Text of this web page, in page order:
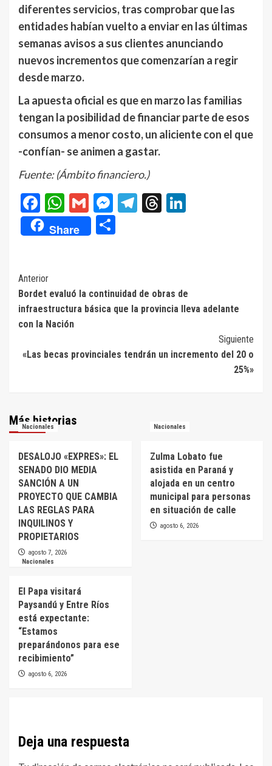
diferentes servicios, tras comprobar que las
entidades habían vuelto a enviar en las últimas
semanas avisos a sus clientes anunciando
nuevos incrementos que comenzarían a regir
desde marzo.
La apuesta oficial es que en marzo las familias
tengan la posibilidad de financiar parte de esos
consumos a menor costo, un aliciente con el que
-confían- se animen a gastar.
Fuente: (Ámbito financiero.)
Facebook
WhatsApp
GmailMessenger
Telegram
Threads
Share
Navegación
de
entradas
Anterior
Bordet evaluó la continuidad de obras de
infraestructura básica que la provincia lleva adelante
con la Nación
Siguiente
«Las becas provinciales tendrán un incremento del 20 o
25%»
Más historias
Nacionales
DESALOJO «EXPRES»: EL
SENADO DIO MEDIA
SANCIÓN A UN
PROYECTO QUE CAMBIA
LAS REGLAS PARA
INQUILINOS Y
PROPIETARIOS
agosto 7, 2026
Nacionales
Zulma Lobato fue
asistida en Paraná y
alojada en un centro
municipal para personas
en situación de calle
agosto 6, 2026
Nacionales
El Papa visitará
Paysandú y Entre Ríos
está expectante:
“Estamos
preparándonos para ese
recibimiento”
agosto 6, 2026
Deja una respuesta